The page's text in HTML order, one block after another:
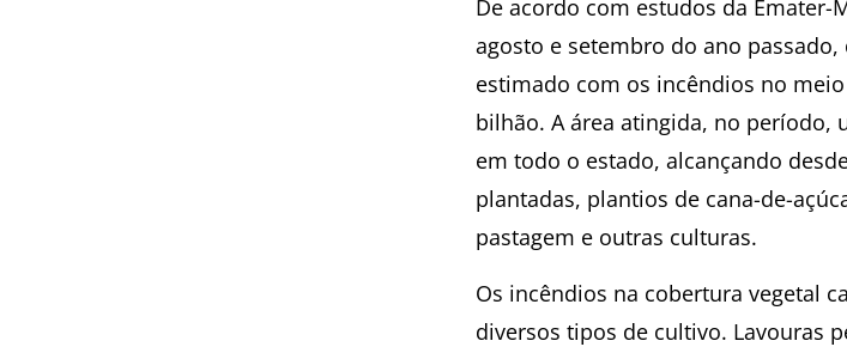
De acordo com estudos da Emater-
agosto e setembro do ano
estimado com os incêndios no
bilhão. A área atingida, no período,
em todo o estado, alcançando
plantadas, plantios de cana-de-
pastagem e outras culturas.
Os incêndios na cobertura vegetal
diversos tipos de cultivo. Lavouras